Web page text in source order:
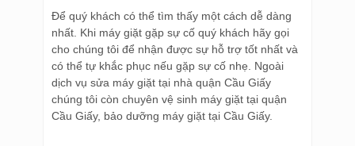
Để quý khách có thể tìm thấy một cách dễ dàng
nhất. Khi máy giặt gặp sự cố quý khách hãy gọi
cho chúng tôi để nhận được sự hỗ trợ tốt nhất và
có thể tự khắc phục nếu gặp sự cố nhẹ. Ngoài
dịch vụ sửa máy giặt tại nhà quận Cầu Giấy
chúng tôi còn chuyên vệ sinh máy giặt tại quận
Cầu Giấy, bảo dưỡng máy giặt tại Cầu Giấy.